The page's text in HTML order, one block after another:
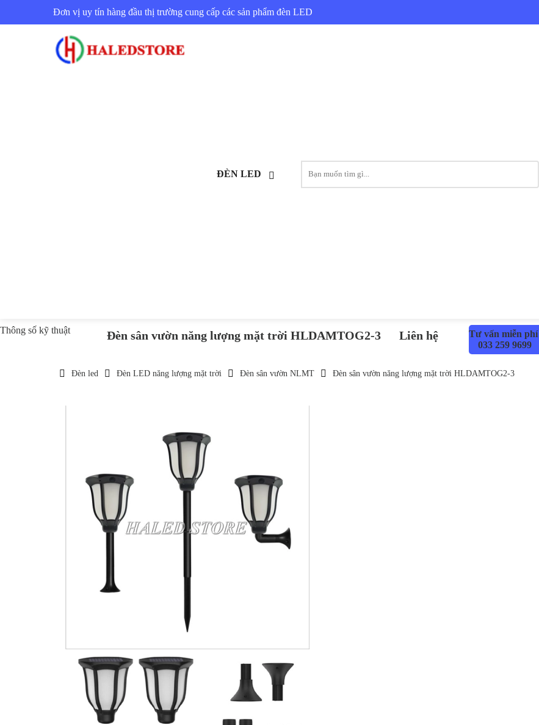
Đơn vị uy tín hàng đầu thị trường cung cấp các sản phẩm đèn LED
ĐÈN LED
Thông số kỹ thuật Đèn sân vườn năng lượng mặt trời HLDAMTOG2-3 Liên hệ
Tư vấn miễn phí
033 259 9699
Đèn led Đèn LED năng lượng mặt trời Đèn sân vườn NLMT Đèn sân vườn năng lượng mặt trời HLDAMTOG2-3